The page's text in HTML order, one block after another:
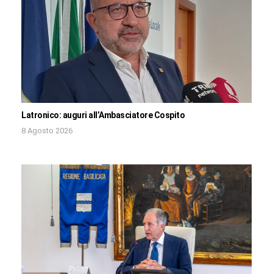
Latronico: auguri all’Ambasciatore Cospito
8 Agosto 2026